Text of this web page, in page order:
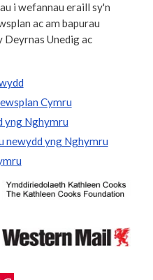
i wefannau eraill sy'n
ac am bapurau
Deyrnas Unedig ac
Cymru
yng Nghymru
newydd yng Nghymru